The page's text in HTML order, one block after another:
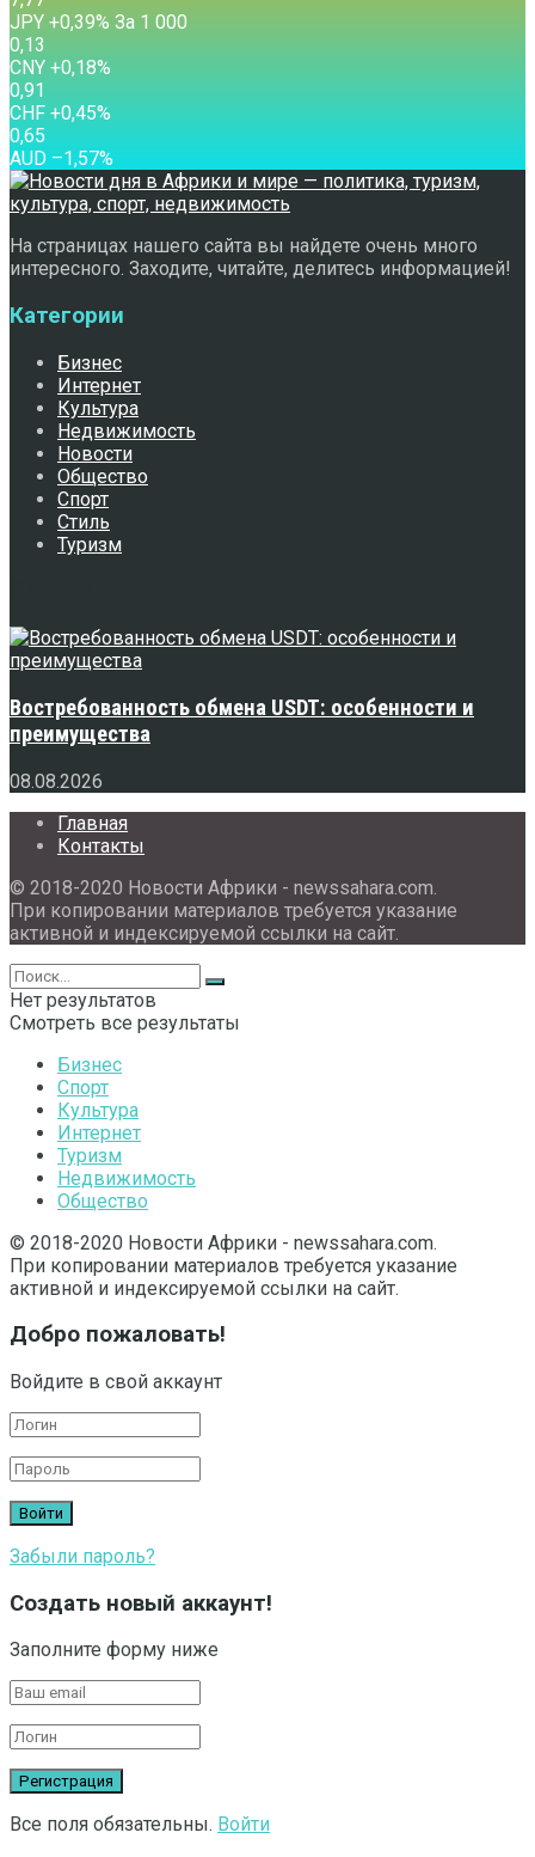
JPY +0,39% За 1 000
0,13
CNY +0,18%
0,91
CHF +0,45%
0,65
AUD –1,57%
На страницах нашего сайта вы найдете очень много
интересного. Заходите, читайте, делитесь информацией!
Категории
Бизнес
Интернет
Культура
Недвижимость
Новости
Общество
Спорт
Стиль
Туризм
Востребованность обмена USDT: особенности и
преимущества
08.08.2026
Главная
Контакты
© 2018-2020 Новости Африки - newssahara.com.
При копировании материалов требуется указание
активной и индексируемой ссылки на сайт.
Нет результатов
Смотреть все результаты
Бизнес
Спорт
Культура
Интернет
Туризм
Недвижимость
Общество
© 2018-2020 Новости Африки - newssahara.com.
При копировании материалов требуется указание
активной и индексируемой ссылки на сайт.
Добро пожаловать!
Войдите в свой аккаунт
Забыли пароль?
Создать новый аккаунт!
Заполните форму ниже
Все поля обязательны. Войти